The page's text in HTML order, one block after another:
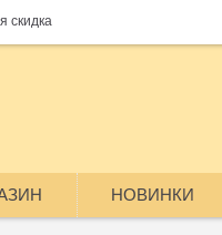
скидка
НОВИНКИ